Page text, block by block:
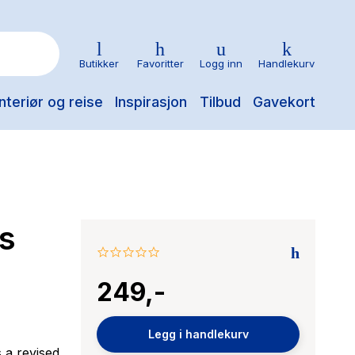
og reise Inspirasjon Tilbud Gavekort
Butikker Favoritter Logg inn Handlekurv
0.0
rating
249,-
Legg i handlekurv